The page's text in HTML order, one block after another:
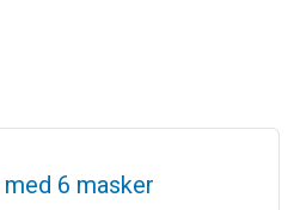
med 6 masker